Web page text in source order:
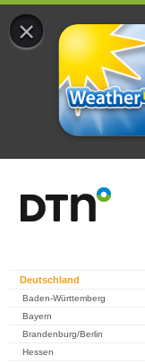
×
Deutschland
Baden-Württemberg
Bayern
Brandenburg/Berlin
Hessen